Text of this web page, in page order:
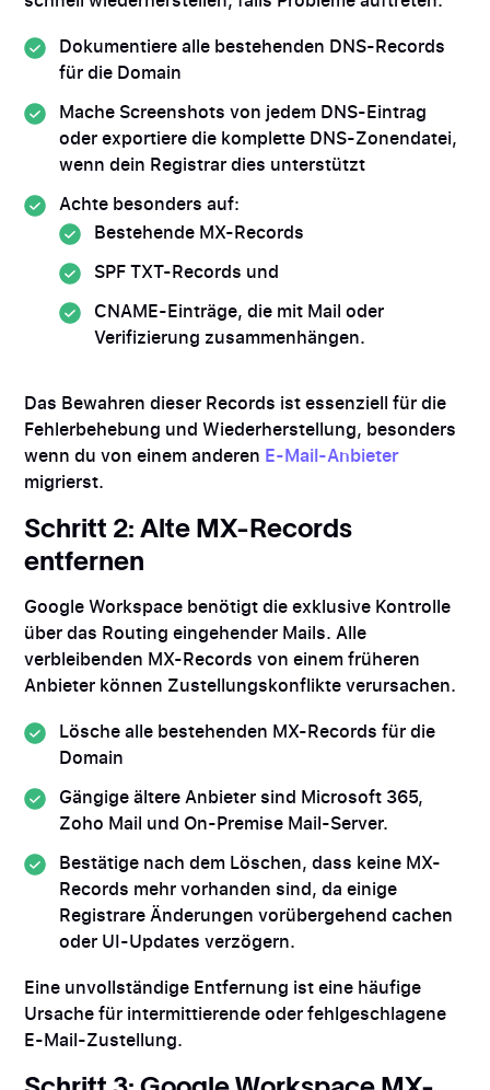
Dokumentiere alle bestehenden DNS-Records
für die Domain
Mache Screenshots von jedem DNS-Eintrag
oder exportiere die komplette DNS-Zonendatei,
wenn dein Registrar dies unterstützt
Achte besonders auf:
Bestehende MX-Records
SPF TXT-Records und
CNAME-Einträge, die mit Mail oder
Verifizierung zusammenhängen.
Das Bewahren dieser Records ist essenziell für die
Fehlerbehebung und Wiederherstellung, besonders
wenn du von einem anderen E-Mail-Anbieter
migrierst.
Schritt 2: Alte MX-Records
entfernen
Google Workspace benötigt die exklusive Kontrolle
über das Routing eingehender Mails. Alle
verbleibenden MX-Records von einem früheren
Anbieter können Zustellungskonflikte verursachen.
Lösche alle bestehenden MX-Records für die
Domain
Gängige ältere Anbieter sind Microsoft 365,
Zoho Mail und On-Premise Mail-Server.
Bestätige nach dem Löschen, dass keine MX-
Records mehr vorhanden sind, da einige
Registrare Änderungen vorübergehend cachen
oder UI-Updates verzögern.
Eine unvollständige Entfernung ist eine häufige
Ursache für intermittierende oder fehlgeschlagene
E-Mail-Zustellung.